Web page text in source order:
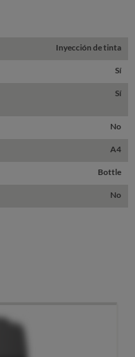
Inyección de tinta
Sí
Sí
No
A4
Bottle
No